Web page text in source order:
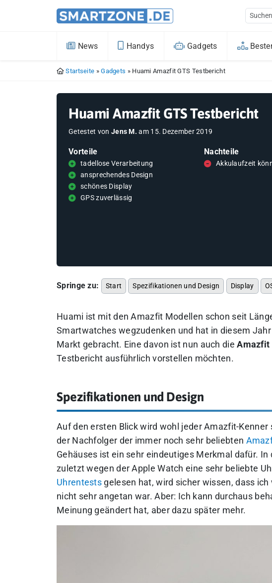
News Handys Gadgets
Startseite »Gadgets » Huami Amazfit GTS Testbericht
Huami Amazfit GTS Testbericht
Getestet von Jens M. am 15. Dezember 2019
Vorteile
tadellose Verarbeitung
ansprechendes Design
schönes Display
GPS zuverlässig
Nachteile
Akkulaufzeit
Springe zu: Start Spezifikationen und Design Display
Huami ist mit den Amazfit Modellen schon seit
Smartwatches wegzudenken und hat in diesem
Markt gebracht. Eine davon ist nun auch dieAmazfit
Testbericht ausführlich vorstellen möchten.
Spezifikationen und Design
Auf den ersten Blick wird wohl jeder Amazfit-Kenner
der Nachfolger der immer noch sehr beliebten
Gehäuses ist ein sehr eindeutiges Merkmal dafür.
zuletzt wegen der Apple Watch eine sehr beliebte
Uhrentests gelesen hat, wird sicher wissen, dass
nicht sehr angetan war. Aber: Ich kann durchaus
Meinung geändert hat, aber dazu später mehr.